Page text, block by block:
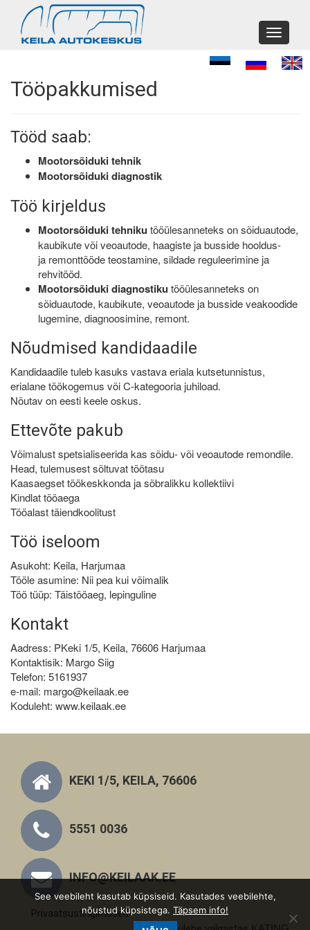
Toggle
Tööpakkumised
Tööd saab:
Mootorsõiduki tehnik
Mootorsõiduki diagnostik
Töö kirjeldus
Mootorsõiduki tehniku tööülesanneteks on sõiduautode,
kaubikute või veoautode, haagiste ja busside hooldus-
ja remonttööde teostamine, sildade reguleerimine ja
rehvitööd.
Mootorsõiduki diagnostiku tööülesanneteks on
sõiduautode, kaubikute, veoautode ja busside veakoodide
lugemine, diagnoosimine, remont.
Nõudmised kandidaadile
Kandidaadile tuleb kasuks vastava eriala kutsetunnistus,
erialane töökogemus või C-kategooria juhiload.
Nõutav on eesti keele oskus.
Ettevõte pakub
Võimalust spetsialiseerida kas sõidu- või veoautode remondile.
Head, tulemusest sõltuvat töötasu
Kaasaegset töökeskkonda ja sõbralikku kollektiivi
Kindlat tööaega
Tööalast täiendkoolitust
Töö iseloom
Asukoht: Keila, Harjumaa
Tööle asumine: Nii pea kui võimalik
Töö tüüp: Täistööaeg, lepinguline
Kontakt
Aadress: PKeki 1/5, Keila, 76606 Harjumaa
Kontaktisik: Margo Siig
Telefon: 5161937
e-mail: margo@keilaak.ee
Koduleht: www.keilaak.ee
KEKI 1/5, KEILA, 76606
5551 0036
INFO@KEILAAK.EE
Privaatsustingimused
See veebileht kasutab küpsiseid. Kasutades veebilehte,
nõustud küpsistega. Täpsem info!